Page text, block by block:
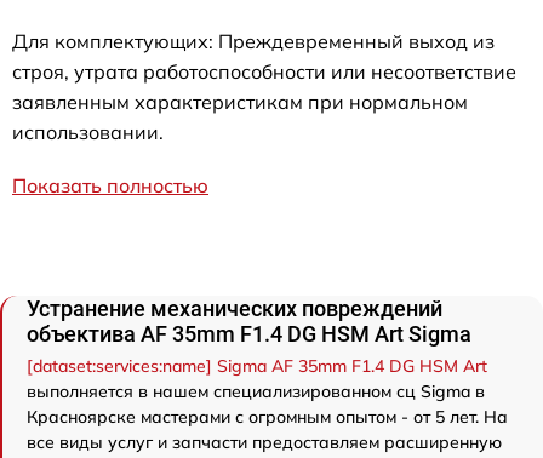
Для комплектующих: Преждевременный выход из
строя, утрата работоспособности или несоответствие
заявленным характеристикам при нормальном
использовании.
Показать полностью
Устранение механических повреждений
объектива AF 35mm F1.4 DG HSM Art Sigma
[dataset:services:name] Sigma AF 35mm F1.4 DG HSM Art
выполняется в нашем специализированном сц Sigma в
Красноярске мастерами с огромным опытом - от 5 лет. На
все виды услуг и запчасти предоставляем расширенную